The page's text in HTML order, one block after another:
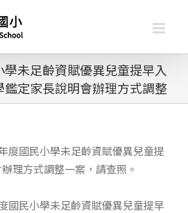
未足齡資賦優異兒童提早入
鑑定家長說明會辦理方式調整
度國民小學未足齡資賦優異兒童提
理方式調整一案，請查照。
國民小學未足齡資賦優異兒童提早